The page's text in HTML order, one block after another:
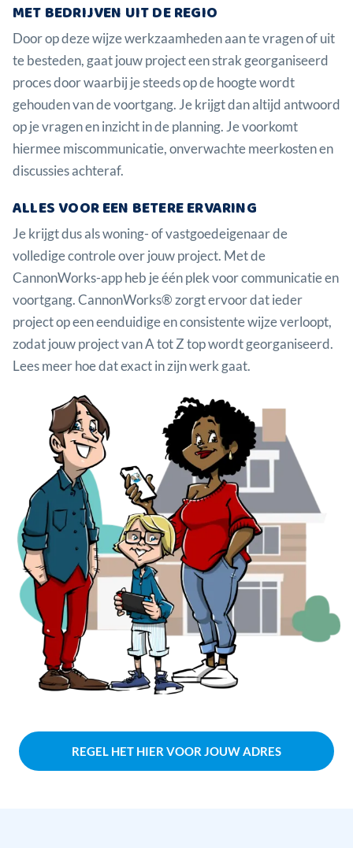
MET BEDRIJVEN UIT DE REGIO
Door op deze wijze werkzaamheden aan te vragen of uit
te besteden, gaat jouw project een strak georganiseerd
proces door waarbij je steeds op de hoogte wordt
gehouden van de voortgang. Je krijgt dan altijd antwoord
op je vragen en inzicht in de planning. Je voorkomt
hiermee miscommunicatie, onverwachte meerkosten en
discussies achteraf.
ALLES VOOR EEN BETERE ERVARING
Je krijgt dus als woning- of vastgoedeigenaar de
volledige controle over jouw project. Met de
CannonWorks-app heb je één plek voor communicatie en
voortgang. CannonWorks® zorgt ervoor dat ieder
project op een eenduidige en consistente wijze verloopt,
zodat jouw project van A tot Z top wordt georganiseerd.
Lees meer hoe dat exact in zijn werk gaat.
REGEL HET HIER VOOR JOUW ADRES